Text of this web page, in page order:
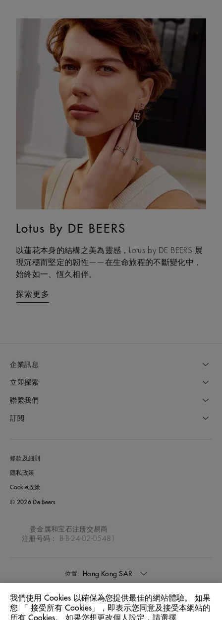
Lotus By DE BEERS
以蓮花本身的結構之美為靈感，Lotus by DE BEERS 展
現沉穩而堅定的韌性——在生命旅程的不斷變化中，
始終如一、恆久相伴。
探索更多
Talisman
Talisman 系列巧妙融合鑽石原石與拋光鑽石的獨特感
官互動，體現了大地令人著迷的力量，成為代表守護
和雙重能量的現代象徵。
探索更多
企業訊息
立即探索
聯繫我們
訂閱
條款及細則
隱私政策
Cookie政策
© 2026 De Beers
贵金属和宝石注册交易商
注册号码： B-B-24-02-05481
位置: Hong Kong SAR
語言: 中文
我們使用 Cookies 以確保為您提供最佳的網站體驗。 如果
您 「 接受所有 Cookies」，即表示您同意及接受本網站的
所有 Cookies。 如果您想更改個人設定，請選擇